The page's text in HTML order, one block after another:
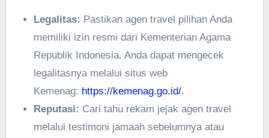
Legalitas: Pastikan agen travel pilihan Anda
memiliki izin resmi dari Kementerian Agama
Republik Indonesia. Anda dapat mengecek
legalitasnya melalui situs web
Kemenag: https://kemenag.go.id/.
Reputasi: Cari tahu rekam jejak agen travel
melalui testimoni jamaah sebelumnya atau